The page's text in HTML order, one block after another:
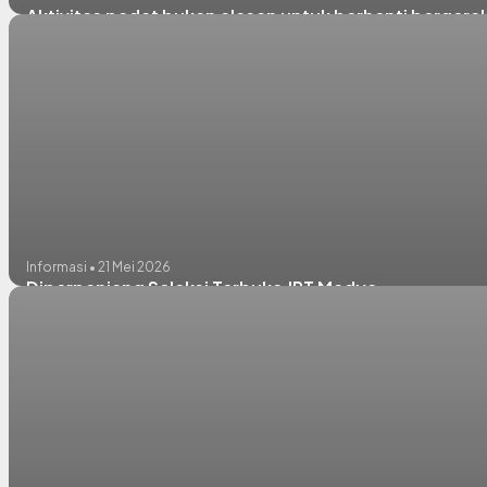
Aktivitas padat bukan alasan untuk berhenti
Informasi • 21 Mei 2026
Diperpanjang Seleksi Terbuka JPT Madya